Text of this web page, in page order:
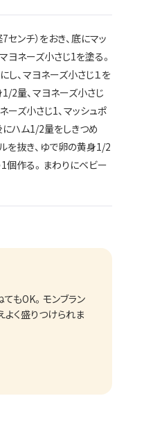
ンチ）をおき、底にマッ
ヨネーズ小さじ1を塗る。
し、マヨネーズ小さじ１を
2量、マヨネーズ小さじ
ーズ小さじ1、マッシュポ
ハム1/2量をしきつめ
を抜き、ゆで卵の黄身1/2
個作る。まわりにベビー
もOK。モンブラン
く盛りつけられま